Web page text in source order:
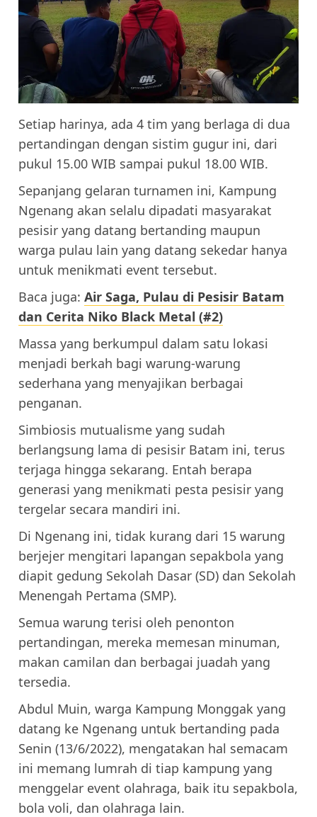
Setiap harinya, ada 4 tim yang berlaga di dua
pertandingan dengan sistim gugur ini, dari
pukul 15.00 WIB sampai pukul 18.00 WIB.
Sepanjang gelaran turnamen ini, Kampung
Ngenang akan selalu dipadati masyarakat
pesisir yang datang bertanding maupun
warga pulau lain yang datang sekedar hanya
untuk menikmati event tersebut.
Baca juga: Air Saga, Pulau di Pesisir Batam
dan Cerita Niko Black Metal (#2)
Massa yang berkumpul dalam satu lokasi
menjadi berkah bagi warung-warung
sederhana yang menyajikan berbagai
penganan.
Simbiosis mutualisme yang sudah
berlangsung lama di pesisir Batam ini, terus
terjaga hingga sekarang. Entah berapa
generasi yang menikmati pesta pesisir yang
tergelar secara mandiri ini.
Di Ngenang ini, tidak kurang dari 15 warung
berjejer mengitari lapangan sepakbola yang
diapit gedung Sekolah Dasar (SD) dan Sekolah
Menengah Pertama (SMP).
Semua warung terisi oleh penonton
pertandingan, mereka memesan minuman,
makan camilan dan berbagai juadah yang
tersedia.
Abdul Muin, warga Kampung Monggak yang
datang ke Ngenang untuk bertanding pada
Senin (13/6/2022), mengatakan hal semacam
ini memang lumrah di tiap kampung yang
menggelar event olahraga, baik itu sepakbola,
bola voli, dan olahraga lain.